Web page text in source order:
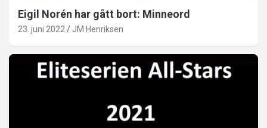
Eigil Norén har gått bort: Minneord
23. juni 2022 JM Henriksen